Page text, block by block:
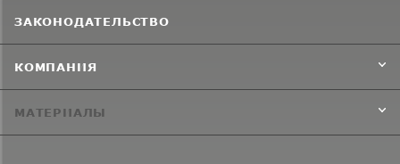
ЗАКОНОДАТЕЛЬСТВО
КОМПАНИЯ
МАТЕРИАЛЫ